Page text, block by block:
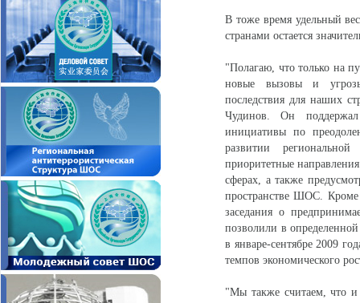
В тоже время удельный
странами остается
"Полагаю, что только на
новые вызовы и угрозы
последствия для наших
Чудинов. Он
инициативы по
развитии
приоритетные
сферах, а также
пространстве ШОС. Кроме
заседания о
позволили в
в январе-сентябре 2009
темпов экономического
"Мы также считаем, что и